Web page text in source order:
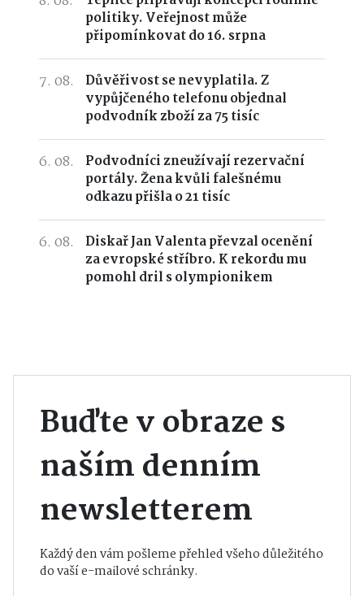
politiky. Veřejnost může
připomínkovat do 16. srpna
7. 08.
Důvěřivost se nevyplatila. Z
vypůjčeného telefonu objednal
podvodník zboží za 75 tisíc
6. 08.
Podvodníci zneužívají rezervační
portály. Žena kvůli falešnému
odkazu přišla o 21 tisíc
6. 08.
Diskař Jan Valenta převzal ocenění
za evropské stříbro. K rekordu mu
pomohl dril s olympionikem
Buďte v obraze s
naším denním
newsletterem
Každý den vám pošleme přehled všeho důležitého
do vaší e-mailové schránky.